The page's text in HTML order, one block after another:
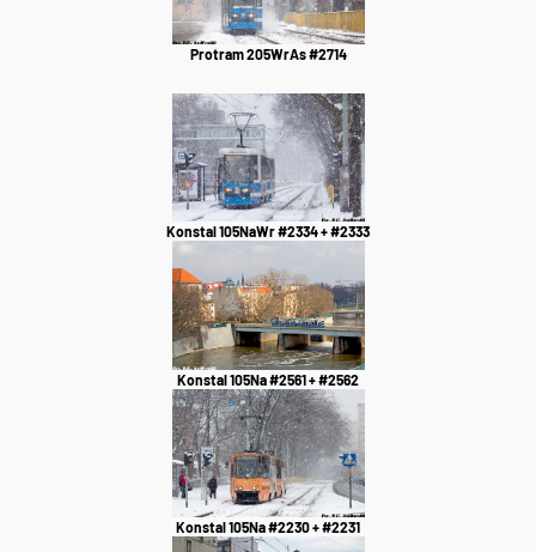
Protram 205WrAs #2714
Konstal 105NaWr #2334 + #2333
Konstal 105Na #2561 + #2562
Konstal 105Na #2230 + #2231